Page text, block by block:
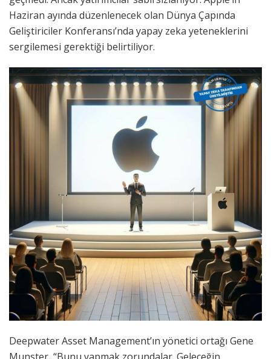
Haziran ayında düzenlenecek olan Dünya Çapında
Geliştiriciler Konferansı’nda yapay zeka yeteneklerini
sergilemesi gerektiği belirtiliyor.
Deepwater Asset Management’ın yönetici ortağı Gene